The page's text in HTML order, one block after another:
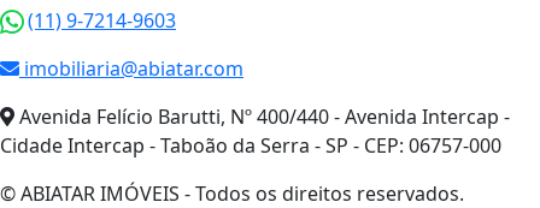
(11) 9-7214-9603
imobiliaria@abiatar.com
Avenida Felício Barutti, Nº 400/440 - Avenida Intercap -
Cidade Intercap - Taboão da Serra - SP - CEP: 06757-000
© ABIATAR IMÓVEIS - Todos os direitos reservados.